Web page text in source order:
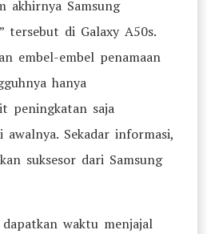
akhirnya Samsung
tersebut di Galaxy A50s.
embel-embel penamaan
hanya
peningkatan saja
Sekadar informasi,
suksesor dari Samsung
waktu menjajal